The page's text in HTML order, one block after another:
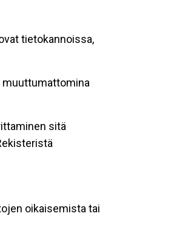
tietokannoissa,
muuttumattomina
sitä
oikaisemista tai